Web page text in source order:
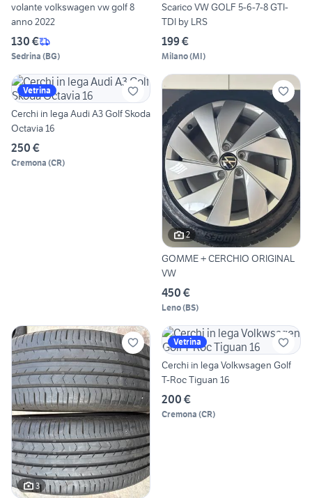
volante volkswagen vw golf 8
anno 2022
130 €
Sedrina (BG)
Scarico VW GOLF 5-6-7-8 GTI-
TDI by LRS
199 €
Milano(MI)
Vetrina
Cerchi in lega Audi A3 Golf Skoda
Octavia 16
250 €
Cremona (CR)
2
GOMME + CERCHIO ORIGINAL
VW
450 €
Leno(BS)
3
Vetrina
Cerchi in lega Volkwsagen Golf
T-Roc Tiguan 16
200 €
Cremona (CR)